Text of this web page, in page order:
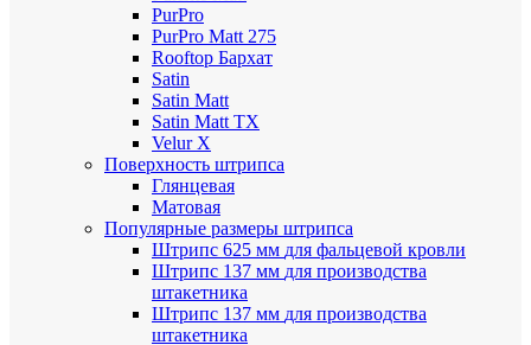
PurPro
PurPro Matt 275
Rooftop Бархат
Satin
Satin Мatt
Satin Matt TX
Velur X
Поверхность штрипса
Глянцевая
Матовая
Популярные размеры штрипса
Штрипс 625 мм для фальцевой кровли
Штрипс 137 мм для производства
штакетника
Штрипс 137 мм для производства
штакетника